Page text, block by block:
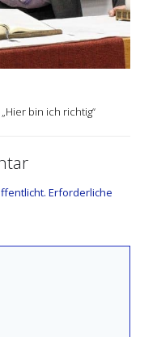
bin ich richtig“
Erforderliche